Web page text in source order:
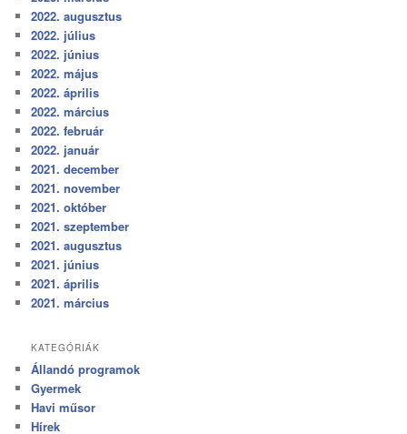
2022. augusztus
2022. július
2022. június
2022. május
2022. április
2022. március
2022. február
2022. január
2021. december
2021. november
2021. október
2021. szeptember
2021. augusztus
2021. június
2021. április
2021. március
KATEGÓRIÁK
Állandó programok
Gyermek
Havi műsor
Hírek